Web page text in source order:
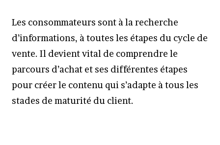
Les consommateurs sont à la recherche
d’informations, à toutes les étapes du cycle de
vente. Il devient vital de comprendre le
parcours d’achat et ses différentes étapes
pour créer le contenu qui s’adapte à tous les
stades de maturité du client.